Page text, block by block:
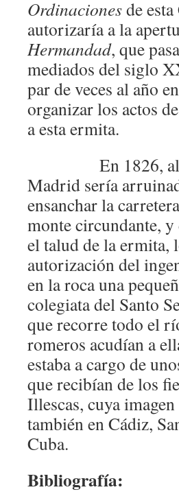
Ordinacionesde
autorizaría a la
Hermandad, que
mediados del siglo
par de veces al año
organizar los actos
a esta ermita.
En 1826, al
Madrid sería
ensanchar la
monte circundante,
el talud de la ermita,
autorización del
en la roca una
colegiata del Santo
que recorre todo el
romeros acudían a
estaba a cargo de
que recibían de los
Illescas, cuya
también en Cádiz,
Cuba.
Bibliografía: